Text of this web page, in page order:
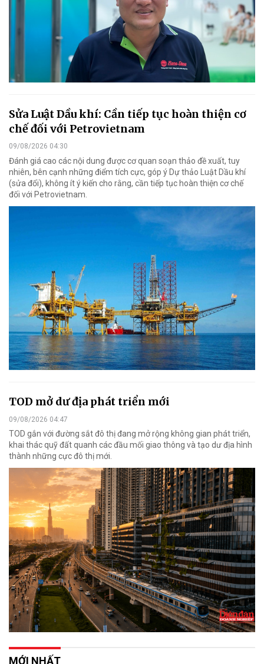
Sửa Luật Dầu khí: Cần tiếp tục hoàn thiện cơ
chế đối với Petrovietnam
09/08/2026 04:30
Đánh giá cao các nội dung được cơ quan soạn thảo đề xuất, tuy
nhiên, bên cạnh những điểm tích cực, góp ý Dự thảo Luật Dầu khí
(sửa đổi), không ít ý kiến cho rằng, cần tiếp tục hoàn thiện cơ chế
đối với Petrovietnam.
TOD mở dư địa phát triển mới
09/08/2026 04:47
TOD gắn với đường sắt đô thị đang mở rộng không gian phát triển,
khai thác quỹ đất quanh các đầu mối giao thông và tạo dư địa hình
thành những cực đô thị mới.
MỚI NHẤT